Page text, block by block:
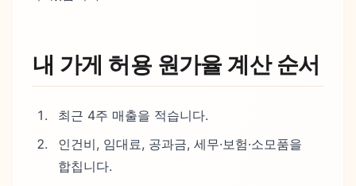
내 가게 허용 원가율 계산 순서
최근 4주 매출을 적습니다.
인건비, 임대료, 공과금, 세무·보험·소모품을
합칩니다.